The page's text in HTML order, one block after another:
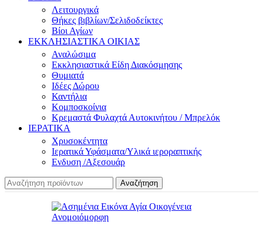
Λειτουργικά
Θήκες βιβλίων/Σελιδοδείκτες
Βίοι Αγίων
ΕΚΚΛΗΣΙΑΣΤΙΚΑ ΟΙΚΙΑΣ
Αναλώσιμα
Εκκλησιαστικά Είδη Διακόσμησης
Θυμιατά
Ιδέες Δώρου
Καντήλια
Κομποσκοίνια
Κρεμαστά Φυλαχτά Αυτοκινήτου / Μπρελόκ
ΙΕΡΑΤΙΚΑ
Χρυσοκέντητα
Ιερατικά Υφάσματα/Υλικά ιεροραπτικής
Ενδυση /Αξεσουάρ
Αναζήτηση